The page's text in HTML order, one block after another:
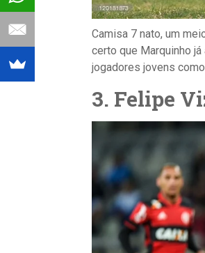
Camisa 7 nato, um
certo que Marquinho
jogadores jovens
3. Felipe